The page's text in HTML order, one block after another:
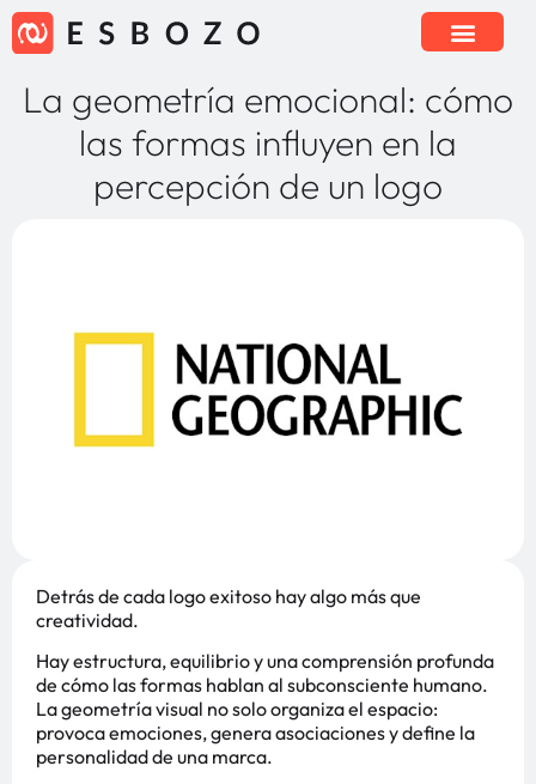
La geometría emocional: cómo
las formas influyen en la
percepción de un logo
Detrás de cada logo exitoso hay algo más que
creatividad.
Hay estructura, equilibrio y una comprensión profunda
de cómo las formas hablan al subconsciente humano.
La geometría visual no solo organiza el espacio:
provoca emociones, genera asociaciones y define la
personalidad de una marca.